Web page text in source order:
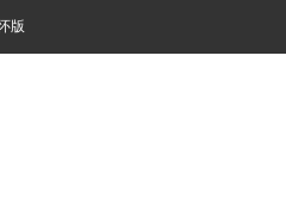
版